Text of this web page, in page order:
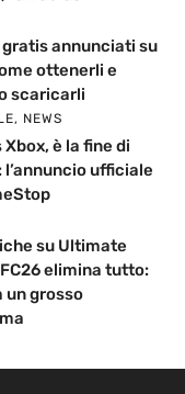
annunciati su
ottenerli e
scaricarli
, NEWS
Xbox, è la fine di
l’annuncio ufficiale
su Ultimate
elimina tutto:
un grosso